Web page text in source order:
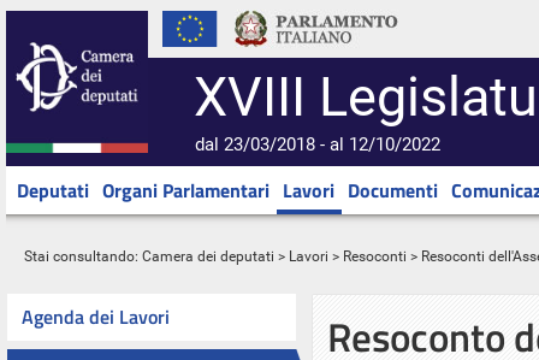
XVIII
dal 23/03/2018 - al 12/10/2022
Deputati Organi Parlamentari Lavori Documenti
Stai consultando: Camera dei deputati > Lavori > Resoconti > Resoconti
Agenda dei Lavori
Resoconto